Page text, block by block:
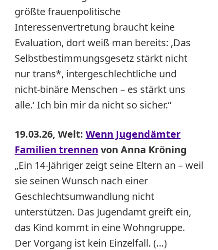
größte frauenpolitische
Interessenvertretung braucht keine
Evaluation, dort weiß man bereits: ‚Das
Selbstbestimmungsgesetz stärkt nicht
nur trans*, intergeschlechtliche und
nicht-binäre Menschen – es stärkt uns
alle.‘ Ich bin mir da nicht so sicher.“
19.03.26, Welt: Wenn Jugendämter
Familien trennen von Anna Kröning
„Ein 14-Jähriger zeigt seine Eltern an – weil
sie seinen Wunsch nach einer
Geschlechtsumwandlung nicht
unterstützen. Das Jugendamt greift ein,
das Kind kommt in eine Wohngruppe.
Der Vorgang ist kein Einzelfall. (…)